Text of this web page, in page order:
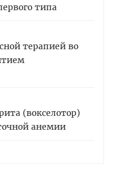
типа
терапией во
(вокселотор)
анемии